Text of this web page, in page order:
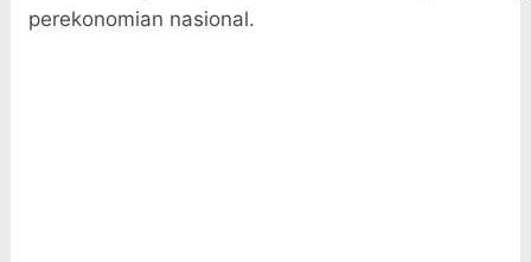
perekonomian nasional.